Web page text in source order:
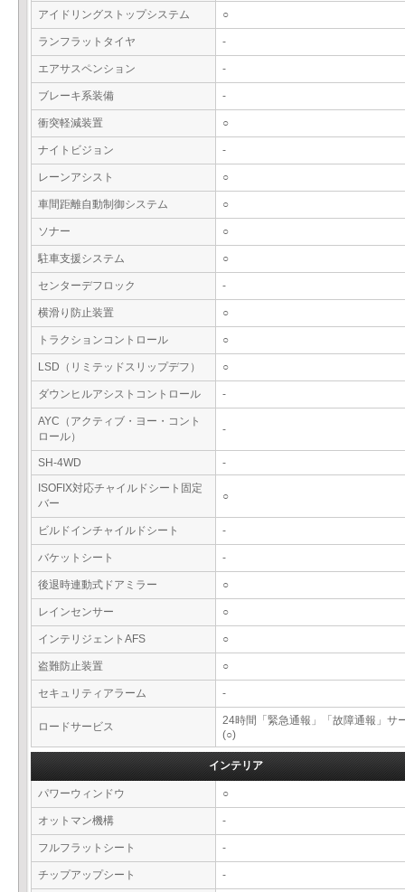
アイドリングストップシステム ○
ランフラットタイヤ -
エアサスペンション -
ブレーキ系装備 -
衝突軽減装置 ○
ナイトビジョン -
レーンアシスト ○
車間距離自動制御システム ○
ソナー ○
駐車支援システム ○
センターデフロック -
横滑り防止装置 ○
トラクションコントロール ○
LSD（リミテッドスリップデフ） ○
ダウンヒルアシストコントロール -
AYC（アクティブ・ヨー・コント
ロール）
-
SH-4WD
-
ISOFIX対応チャイルドシート固定
バー
○
ビルドインチャイルドシート -
バケットシート -
後退時連動式ドアミラー ○
レインセンサー ○
インテリジェントAFS ○
盗難防止装置 ○
セキュリティアラーム -
ロードサービス
24時間「緊急通報」「故障通報」サ
(○)
インテリア
パワーウィンドウ ○
オットマン機構 -
フルフラットシート -
チップアップシート -